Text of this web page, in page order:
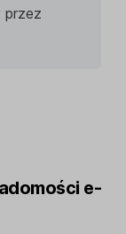
przez
e-